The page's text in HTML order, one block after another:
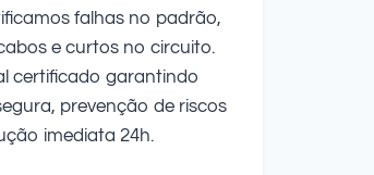
falhas no padrão,
e curtos no circuito.
certificado garantindo
prevenção de riscos
imediata 24h.